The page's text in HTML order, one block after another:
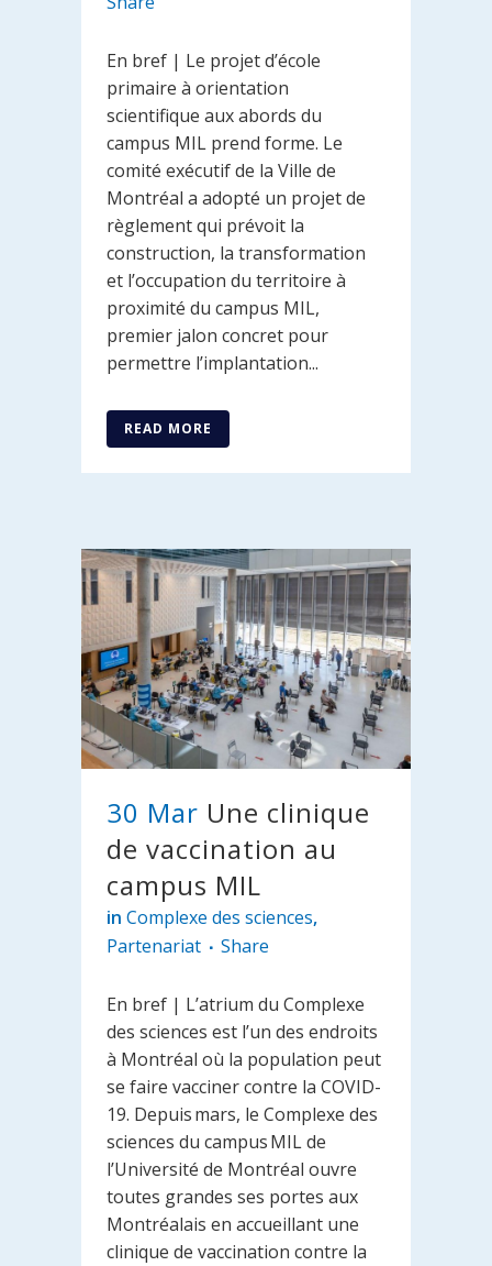
En bref | Le projet d’école
primaire à orientation
scientifique aux abords du
campus MIL prend forme. Le
comité exécutif de la Ville de
Montréal a adopté un projet de
règlement qui prévoit la
construction, la transformation
et l’occupation du territoire à
proximité du campus MIL,
premier jalon concret pour
permettre l’implantation...
READ MORE
30 Mar Une clinique
de vaccination au
campus MIL
in Complexe des sciences,
Partenariat
Share
En bref | L’atrium du Complexe
des sciences est l’un des endroits
à Montréal où la population peut
se faire vacciner contre la COVID-
19. Depuis mars, le Complexe des
sciences du campus MIL de
l’Université de Montréal ouvre
toutes grandes ses portes aux
Montréalais en accueillant une
clinique de vaccination contre la